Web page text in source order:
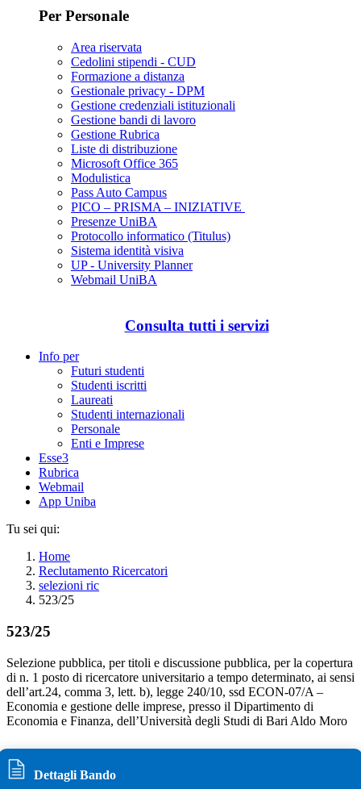
Per Personale
Area riservata
Cedolini stipendi - CUD
Formazione a distanza
Gestionale privacy - DPM
Gestione credenziali istituzionali
Gestione bandi di lavoro
Gestione Rubrica
Liste di distribuzione
Microsoft Office 365
Modulistica
Pass Auto Campus
PICO – PRISMA – INIZIATIVE
Presenze UniBA
Protocollo informatico (Titulus)
Sistema identità visiva
UP - University Planner
Webmail UniBA
Consulta tutti i servizi
Info per
Futuri studenti
Studenti iscritti
Laureati
Studenti internazionali
Personale
Enti e Imprese
Esse3
Rubrica
Webmail
App Uniba
Tu sei qui:
Home
Reclutamento Ricercatori
selezioni ric
523/25
523/25
Selezione pubblica, per titoli e discussione pubblica, per la copertura
di n. 1 posto di ricercatore universitario a tempo determinato, ai sensi
dell’art.24, comma 3, lett. b), legge 240/10, ssd ECON-07/A –
Economia e gestione delle imprese, presso il Dipartimento di
Economia e Finanza, dell’Università degli Studi di Bari Aldo Moro
Dettagli Bando